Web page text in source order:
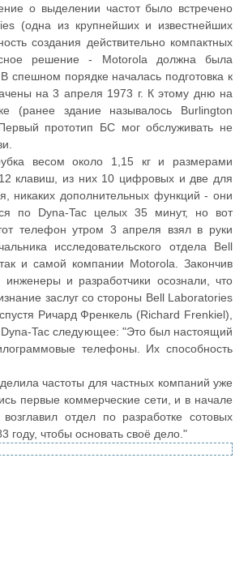
о выделении частот было встречено
(одна из крупнейших и известнейших
создания действительно компактных
решение - Motorola должна была
спешном порядке началась подготовка к
на 3 апреля 1973 г. К этому дню на
(ранее здание называлось Burlington
прототип БС мог обслуживать не
весом около 1,15 кг и размерами
клавиш, из них 10 цифровых и две для
никаких дополнительных функций - они
по Dyna-Tac целых 35 минут, но вот
телефон утром 3 апреля взял в руки
исследовательского отдела Bell
и самой компании Motorola. Закончив
и разработчики осознали, что
заслуг со стороны Bell Laboratories
Ричард Френкель (Richard Frenkiel),
Dyna-Tac следующее: "Это был настоящий
телефоны. Их способность
частоты для частных компаний уже
первые коммерческие сети, и в начале
отдел по разработке сотовых
году, чтобы основать своё дело."